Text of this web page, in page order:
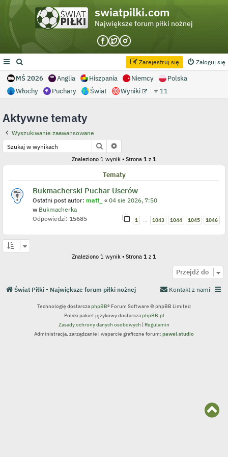
swiatpilki.com
Największe forum piłki nożnej
Zaloguj się
Zarejestruj się
MŚ 2026 Anglia Hiszpania Niemcy
Polska
Włochy
Puchary Świat Wyniki ⭐ 11
Aktywne tematy
Wyszukiwanie zaawansowane
Szukaj
Znaleziono 1 wynik • Strona 1 z 1
Tematy
Bukmacherski Puchar Userów
Ostatni post autor: matt_ « 04 sie 2026, 7:50
w Bukmacherka
Odpowiedzi: 15685 1 … 1043 1044 1045 1046
Znaleziono 1 wynik • Strona 1 z 1
Przejdź do
N
Świat Piłki - Największe forum piłki nożnej Kontakt z nami
Technologię dostarczaphpBB® Forum Software © phpBB Limited
Polski pakiet językowy dostarczaphpBB.pl
Zasady ochrony danych osobowych
Regulamin
Administracja, zarządzanie i wsparcie graficzne forum: pawel.studio